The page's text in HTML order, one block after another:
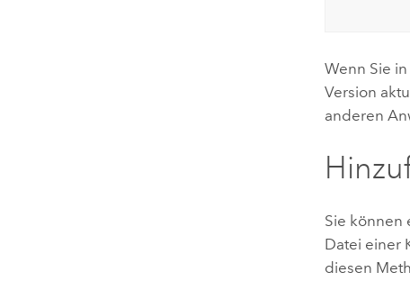
Wenn Sie
Version
anderen
Sie können
Datei einer
diesen